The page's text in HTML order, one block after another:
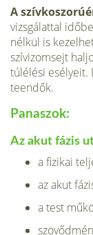
A
vizsgálattal
nélkül is
szívizomsejt
túlélési esélyeit.
teendők.
Panaszok:
Az akut fázis
a fizikai
az akut
a test